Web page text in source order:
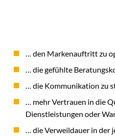
… den Markenauftritt zu
… die gefühlte
… die Kommunikation zu
… mehr Vertrauen in die
Dienstleistungen oder
… die Verweildauer in der